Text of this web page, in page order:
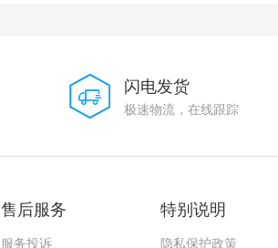
闪电发货
极速物流，在线跟踪
售后服务
服务投诉
特别说明
隐私保护政策